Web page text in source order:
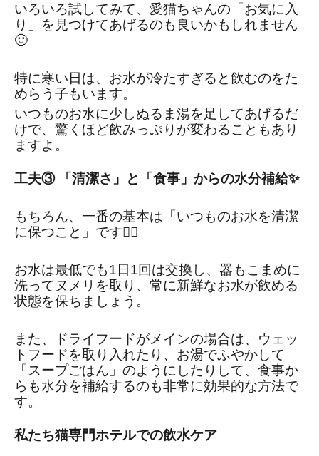
いろいろ試してみて、愛猫ちゃんの「お気に入
り」を見つけてあげるのも良いかもしれません
🙂
特に寒い日は、お水が冷たすぎると飲むのをた
めらう子もいます。
いつものお水に少しぬるま湯を足してあげるだ
けで、驚くほど飲みっぷりが変わることもあり
ますよ。
工夫③ 「清潔さ」と「食事」からの水分補給✨
もちろん、一番の基本は「いつものお水を清潔
に保つこと」です👍🏻
お水は最低でも1日1回は交換し、器もこまめに
洗ってヌメリを取り、常に新鮮なお水が飲める
状態を保ちましょう。
また、ドライフードがメインの場合は、ウェッ
トフードを取り入れたり、お湯でふやかして
「スープごはん」のようにしたりして、食事か
らも水分を補給するのも非常に効果的な方法で
す。
私たち猫専門ホテルでの飲水ケア